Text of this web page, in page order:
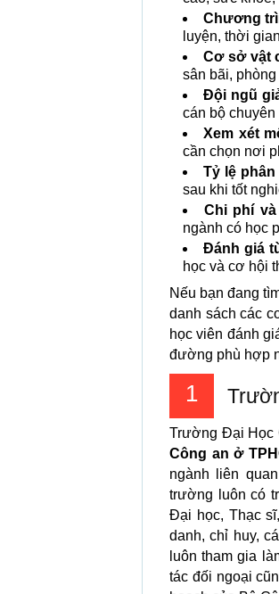
Chương
luyện, thời
Cơ sở vật
sân bãi,
Đội ngũ
cán bộ
Xem xét
cần chọn nơi
Tỷ lệ
sau khi tốt
Chi phí
ngành có học
Đánh giá
học và cơ hội
Nếu bạn đang
danh sách các
học viên đánh
đường phù hợp
1
Trường Đại Học
Công an ở
ngành liên
trường luôn có
Đại học, Thạc
danh, chỉ huy,
luôn tham gia
tác đối ngoại